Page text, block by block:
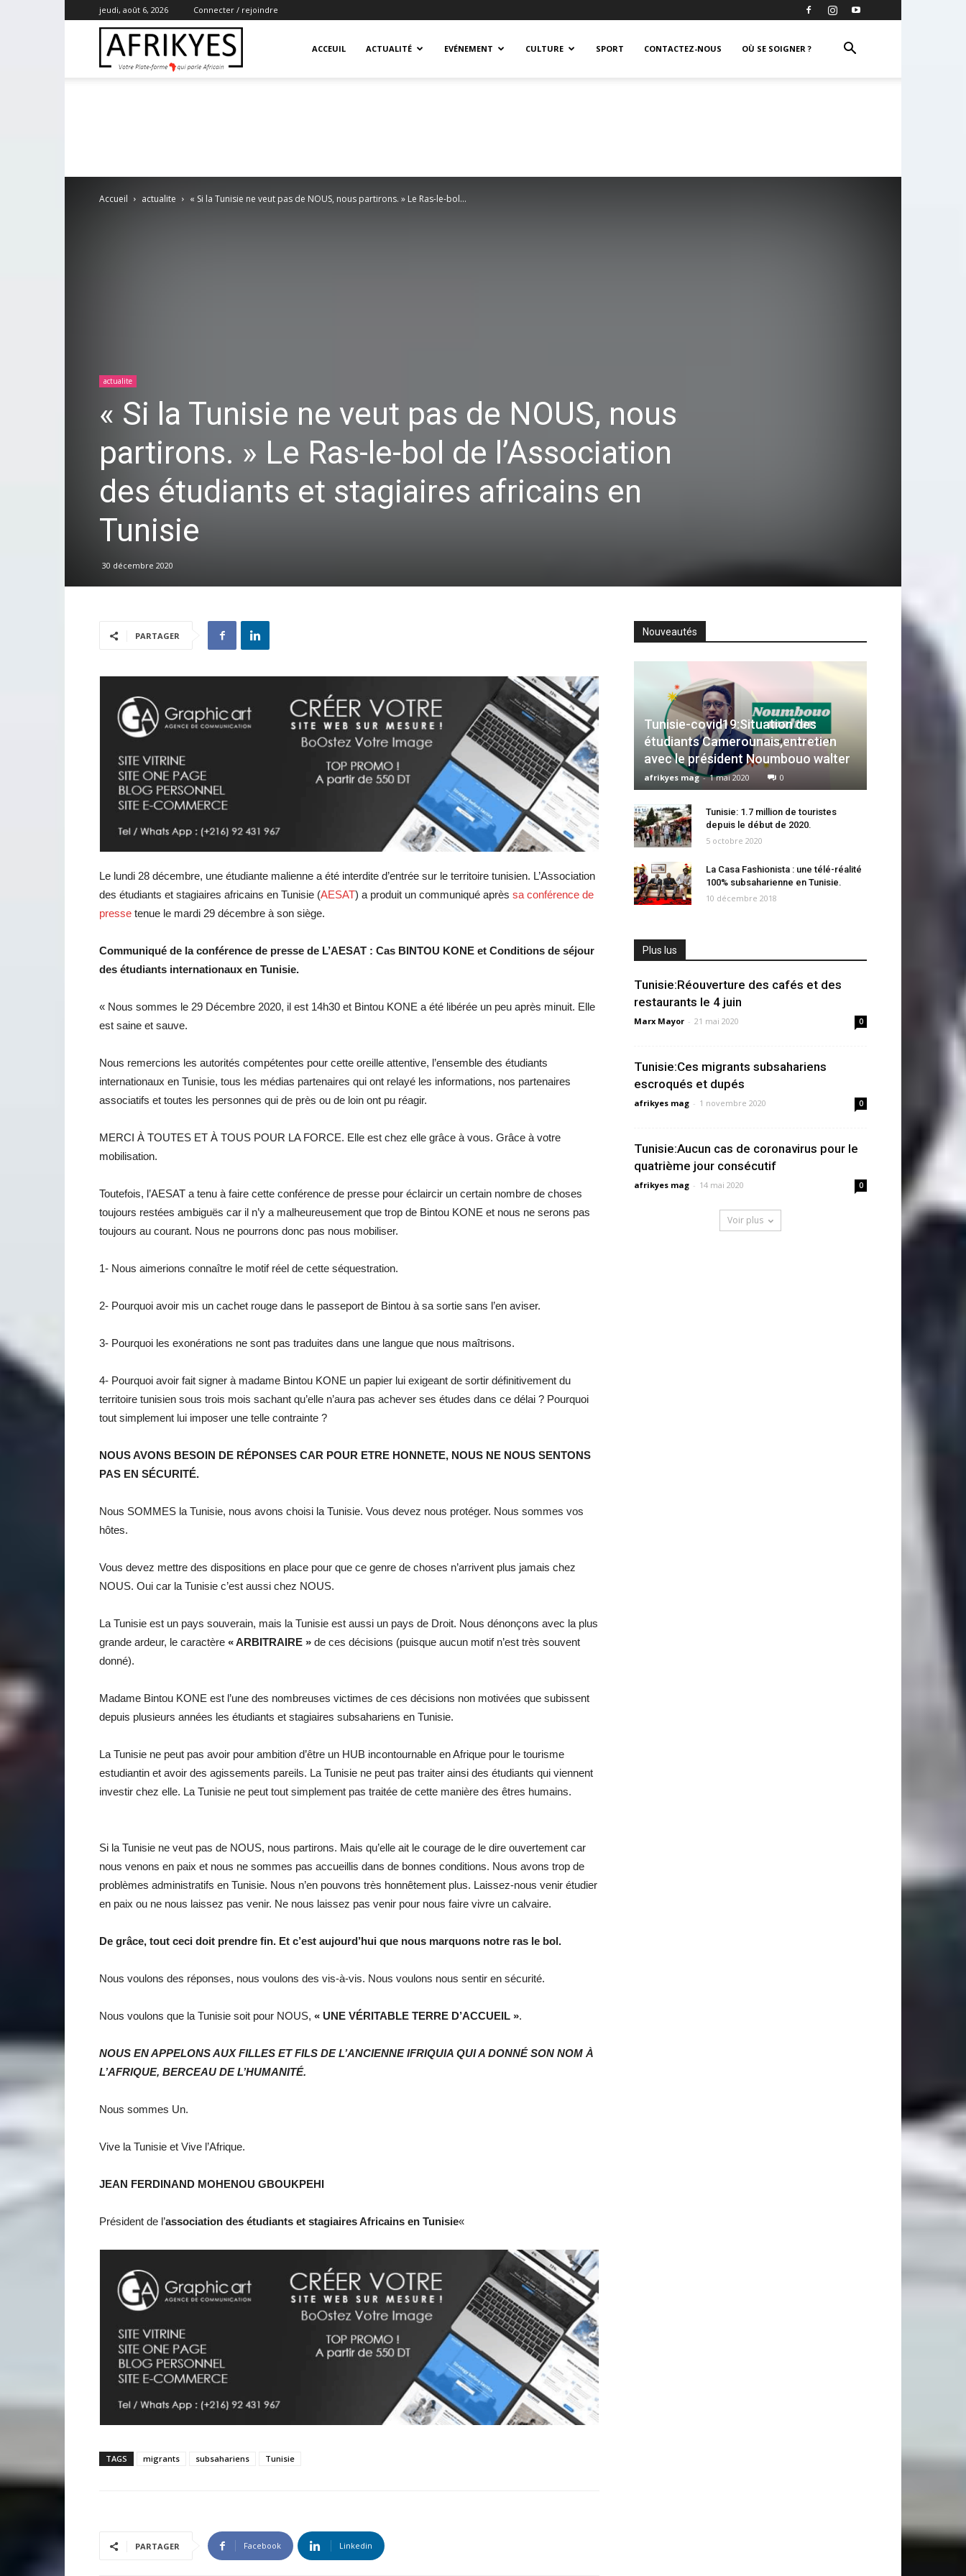
jeudi, août 6, 2026 Connecter / rejoindre
ACCEUIL ACTUALITÉ EVÉNEMENT CULTURE SPORT CONTACTEZ-NOUS OÙ SE SOIGNER ?
Accueil actualite « Si la Tunisie ne veut pas de NOUS, nous partirons. » Le Ras-le-bol...
actualite
« Si la Tunisie ne veut pas de NOUS, nous
partirons. » Le Ras-le-bol de l’Association
des étudiants et stagiaires africains en
Tunisie
30 décembre 2020
PARTAGER
Le lundi 28 décembre, une étudiante malienne a été interdite d’entrée sur le territoire tunisien. L’Association
des étudiants et stagiaires africains en Tunisie (AESAT) a produit un communiqué après sa conférence de
presse tenue le mardi 29 décembre à son siège.
Communiqué de la conférence de presse de L’AESAT : Cas BINTOU KONE et Conditions de séjour
des étudiants internationaux en Tunisie.
« Nous sommes le 29 Décembre 2020, il est 14h30 et Bintou KONE a été libérée un peu après minuit. Elle
est saine et sauve.
Nous remercions les autorités compétentes pour cette oreille attentive, l’ensemble des étudiants
internationaux en Tunisie, tous les médias partenaires qui ont relayé les informations, nos partenaires
associatifs et toutes les personnes qui de près ou de loin ont pu réagir.
MERCI À TOUTES ET À TOUS POUR LA FORCE. Elle est chez elle grâce à vous. Grâce à votre
mobilisation.
Toutefois, l’AESAT a tenu à faire cette conférence de presse pour éclaircir un certain nombre de choses
toujours restées ambiguës car il n’y a malheureusement que trop de Bintou KONE et nous ne serons pas
toujours au courant. Nous ne pourrons donc pas nous mobiliser.
1- Nous aimerions connaître le motif réel de cette séquestration.
2- Pourquoi avoir mis un cachet rouge dans le passeport de Bintou à sa sortie sans l’en aviser.
3- Pourquoi les exonérations ne sont pas traduites dans une langue que nous maîtrisons.
4- Pourquoi avoir fait signer à madame Bintou KONE un papier lui exigeant de sortir définitivement du
territoire tunisien sous trois mois sachant qu’elle n’aura pas achever ses études dans ce délai ? Pourquoi
tout simplement lui imposer une telle contrainte ?
NOUS AVONS BESOIN DE RÉPONSES CAR POUR ETRE HONNETE, NOUS NE NOUS SENTONS
PAS EN SÉCURITÉ.
Nous SOMMES la Tunisie, nous avons choisi la Tunisie. Vous devez nous protéger. Nous sommes vos
hôtes.
Vous devez mettre des dispositions en place pour que ce genre de choses n’arrivent plus jamais chez
NOUS. Oui car la Tunisie c’est aussi chez NOUS.
La Tunisie est un pays souverain, mais la Tunisie est aussi un pays de Droit. Nous dénonçons avec la plus
grande ardeur, le caractère « ARBITRAIRE » de ces décisions (puisque aucun motif n’est très souvent
donné).
Madame Bintou KONE est l’une des nombreuses victimes de ces décisions non motivées que subissent
depuis plusieurs années les étudiants et stagiaires subsahariens en Tunisie.
La Tunisie ne peut pas avoir pour ambition d’être un HUB incontournable en Afrique pour le tourisme
estudiantin et avoir des agissements pareils. La Tunisie ne peut pas traiter ainsi des étudiants qui viennent
investir chez elle. La Tunisie ne peut tout simplement pas traitée de cette manière des êtres humains.
Si la Tunisie ne veut pas de NOUS, nous partirons. Mais qu’elle ait le courage de le dire ouvertement car
nous venons en paix et nous ne sommes pas accueillis dans de bonnes conditions. Nous avons trop de
problèmes administratifs en Tunisie. Nous n’en pouvons très honnêtement plus. Laissez-nous venir étudier
en paix ou ne nous laissez pas venir. Ne nous laissez pas venir pour nous faire vivre un calvaire.
De grâce, tout ceci doit prendre fin. Et c’est aujourd’hui que nous marquons notre ras le bol.
Nous voulons des réponses, nous voulons des vis-à-vis. Nous voulons nous sentir en sécurité.
Nous voulons que la Tunisie soit pour NOUS, « UNE VÉRITABLE TERRE D’ACCUEIL ».
NOUS EN APPELONS AUX FILLES ET FILS DE L’ANCIENNE IFRIQUIA QUI A DONNÉ SON NOM À
L’AFRIQUE, BERCEAU DE L’HUMANITÉ.
Nous sommes Un.
Vive la Tunisie et Vive l’Afrique.
JEAN FERDINAND MOHENOU GBOUKPEHI
Président de l’association des étudiants et stagiaires Africains en Tunisie«
TAGS migrants subsahariens Tunisie
PARTAGER Facebook Linkedin
Nouveautés
Tunisie-covid19:Situation des
étudiants Camerounais,entretien
avec le président Noumbouo walter
afrikyes mag - 1 mai 2020 0
Tunisie: 1.7 million de touristes
depuis le début de 2020.
5 octobre 2020
La Casa Fashionista : une télé-réalité
100% subsaharienne en Tunisie.
10 décembre 2018
Plus lus
Tunisie:Réouverture des cafés et des
restaurants le 4 juin
Marx Mayor - 21 mai 2020 0
Tunisie:Ces migrants subsahariens
escroqués et dupés
afrikyes mag - 1 novembre 2020 0
Tunisie:Aucun cas de coronavirus pour le
quatrième jour consécutif
afrikyes mag - 14 mai 2020 0
Voir plus